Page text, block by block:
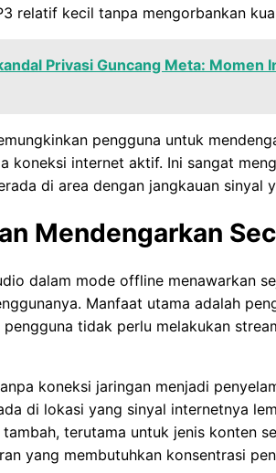
relatif kecil tanpa mengorbankan
Privasi Guncang Meta: Momen
pengguna untuk
koneksi internet aktif. Ini sangat
di area dengan jangkauan sinyal
Mendengarkan
dalam mode offline menawarkan
Manfaat utama adalah
tidak perlu melakukan
koneksi jaringan menjadi
di lokasi yang sinyal internetnya
terutama untuk jenis konten
yang membutuhkan konsentrasi